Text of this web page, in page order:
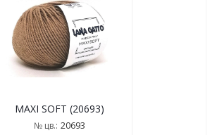
MAXI SOFT (20693)
№ цв.: 20693